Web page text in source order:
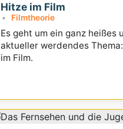
Hitze im Film
Filmtheorie
Es geht um ein ganz heißes
aktueller werdendes
im Film.